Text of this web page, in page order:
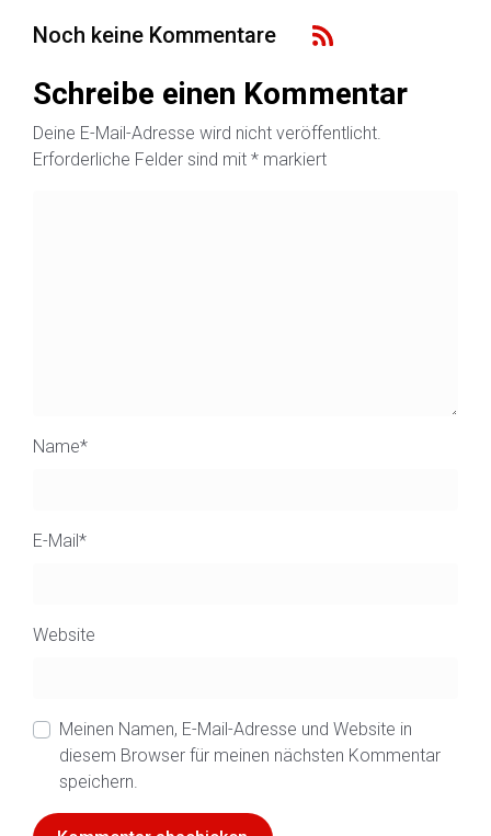
Noch keine Kommentare
Schreibe einen Kommentar
Deine E-Mail-Adresse wird nicht veröffentlicht.
Erforderliche Felder sind mit * markiert
Name*
E-Mail*
Website
Meinen Namen, E-Mail-Adresse und Website in
diesem Browser für meinen nächsten Kommentar
speichern.